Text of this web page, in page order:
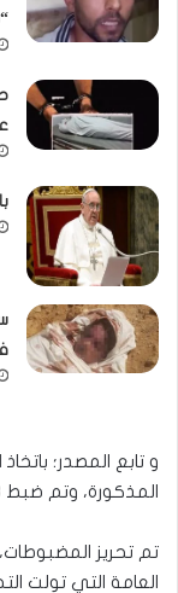
و تابع المصدر؛
المذكورة، وتم ضبط ٣ شباب مثليين، أحدهم يرتدى ملابس نسائية.
تم تحريز المضبوطات،
العامة التي تولت